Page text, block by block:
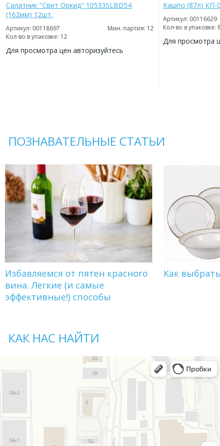
Салатник "Свит Оркид" 10533SLBD54
(162мм) 12шт.
Артикул: 00118697
Мин. партия: 12
Кол-во в упаковке: 12
Для просмотра цен авторизуйтесь
Кашпо (87л) КП-
Артикул: 00116629
Кол-во в упаковке:
Для просмотра
ПОЗНАВАТЕЛЬНЫЕ СТАТЬИ
Избавляемся от пятен красного
вина. Легкие (и самые
эффективные!) способы
Как
КАК НАС НАЙТИ